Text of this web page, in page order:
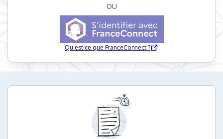
OU
Qu'est-ce que FranceConnect ?